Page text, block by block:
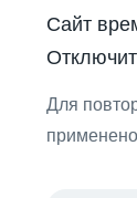
Сайт
Для